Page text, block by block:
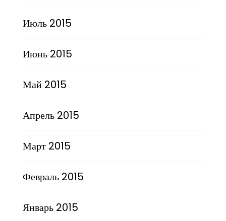
Июль 2015
Июнь 2015
Май 2015
Апрель 2015
Март 2015
Февраль 2015
Январь 2015